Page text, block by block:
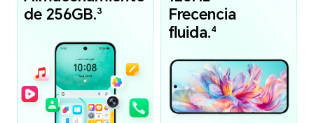
de 256GB.3
Frecencia
fluida.4